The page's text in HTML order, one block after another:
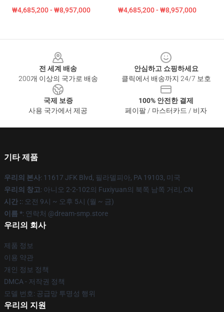
₩4,685,200 - ₩8,957,000 ₩4,685,200 - ₩8,957,000
전 세계 배송
200개 이상의 국가로 배송
안심하고 쇼핑하세요
클릭에서 배송까지 24/7 보호
국제 보증
사용 국가에서 제공
100% 안전한 결제
페이팔 / 마스터카드 / 비자
기타 제품
우리의 본사: 11617 JFK Blvd, 필라델피아, PA 19103, 미국
우리의 창고: 아니오 2-2-102의 Fuxiyuan의 북쪽 남쪽 거리, CN
시간 :: 오전 9시 ~ 오후 5시 (월 ~ 금)
이름 *: 연락처 @dream-smp.store
우리의 회사
제품 정보
이용 약관
개인 정보 정책
DMCA - 저작권 정책
모델 번호: 공급망 투명성 행위
우리의 지원